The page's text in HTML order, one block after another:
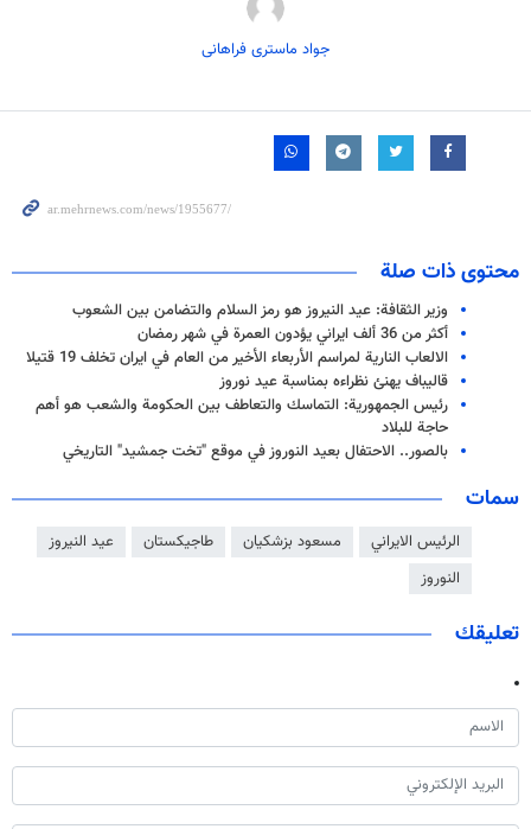
جواد ماستری فراهانی
محتوى ذات صلة
وزير الثقافة: عيد النيروز هو رمز السلام والتضامن بين الشعوب
أكثر من 36 ألف ايراني يؤدون العمرة في شهر رمضان
الالعاب النارية لمراسم الأربعاء الأخير من العام في ايران تخلف 19 قتيلا
قاليباف يهنئ نظراءه بمناسبة عيد نوروز
رئيس الجمهورية: التماسك والتعاطف بين الحكومة والشعب هو أهم
حاجة للبلاد
بالصور.. الاحتفال بعید النوروز في موقع "تخت جمشيد" التاریخي
سمات
الرئيس الايراني مسعود بزشكيان طاجيكستان
عيد النيروز
النوروز
تعليقك